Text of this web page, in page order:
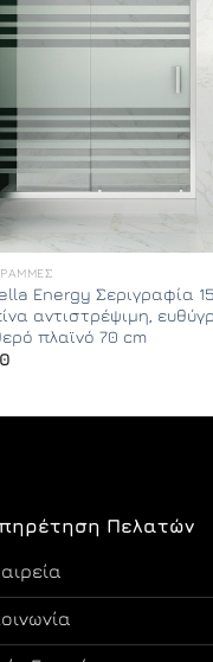
Energy Σεριγραφία
αντιστρέψιμη,
πλαϊνό 70 cm
Πελατών